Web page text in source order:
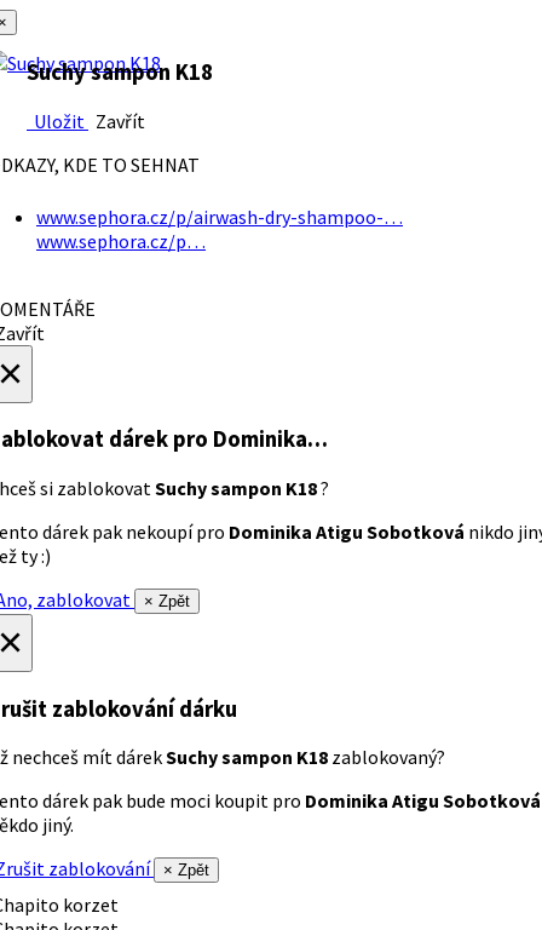
Suchy sampon K18
Uložit Zavřít
KDE TO SEHNAT
www.sephora.cz/p/airwash-dry-shampoo-…
www.sephora.cz/p…
dárek pro Dominika…
si zablokovatSuchy sampon K18?
dárek pak nekoupí pro Dominika Atigu Sobotková nikdo
ty :)
zablokovat
× Zpět
zablokování dárku
nechceš mít dárekSuchy sampon K18 zablokovaný?
dárek pak bude moci koupit pro Dominika Atigu Sobotková
jiný.
zablokování
× Zpět